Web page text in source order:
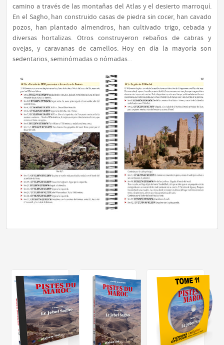
camino a través de las montañas del Atlas y el desierto marroquí.
En el Sagho, han construido casas de piedra sin cocer, han cavado
pozos, han plantado almendros, han cultivado trigo, cebada y
diversas hortalizas. Otros construyeron rebaños de cabras y
ovejas, y caravanas de camellos. Hoy en día la mayoría son
sedentarios, seminómadas o nómadas...